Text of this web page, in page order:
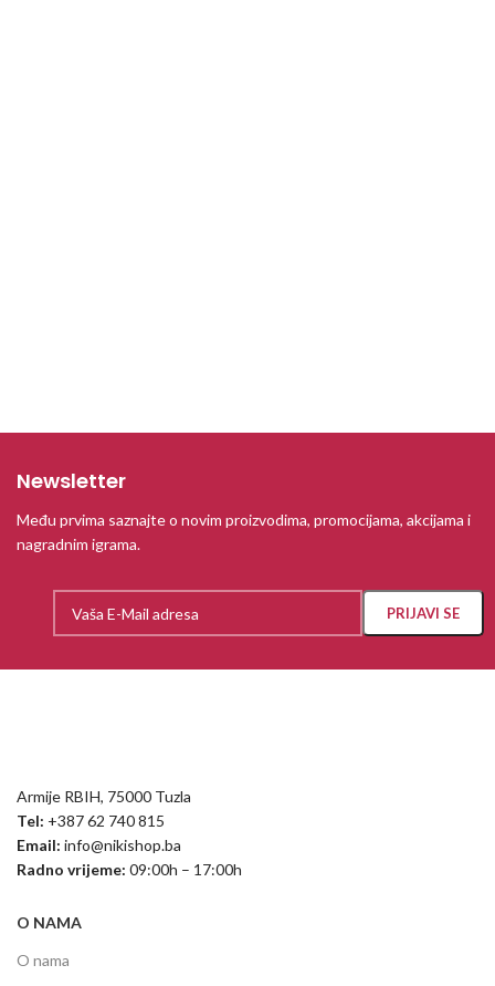
Newsletter
Među prvima saznajte o novim proizvodima, promocijama, akcijama i
nagradnim igrama.
Armije RBIH, 75000 Tuzla
Tel: +387 62 740 815
Email: info@nikishop.ba
Radno vrijeme: 09:00h – 17:00h
O NAMA
O nama